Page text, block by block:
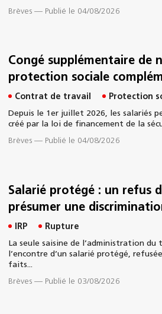
Brèves — Publié le 04/08/2026
Congé supplémentaire de
protection sociale
Contrat de travail
Protection
Depuis le 1er juillet 2026, les salariés
créé par la loi de financement de la
Brèves — Publié le 04/08/2026
Salarié protégé : un refus
présumer une
IRP
Rupture
La seule saisine de l’administration
l’encontre d’un salarié protégé,
faits...
Brèves — Publié le 03/08/2026